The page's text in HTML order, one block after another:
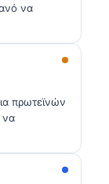
να
πρωτεϊνών
να